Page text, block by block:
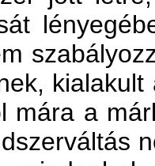
mára a